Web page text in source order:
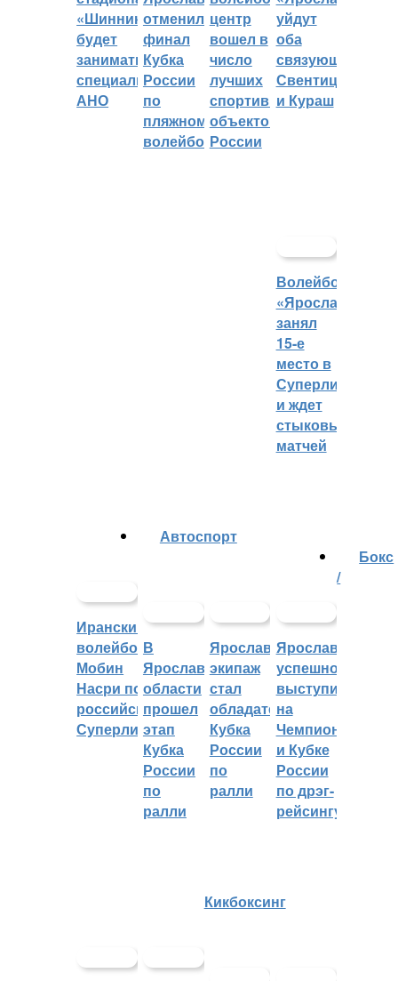
«Шинник»
будет
заниматься
специальное
АНО
отменили
финал
Кубка
России
по
пляжному
волейболу
центр
вошел в
число
лучших
спортивных
объектов
России
уйдут
оба
связующих:
Свентицкис
и Кураш
Волейбольный
«Ярославич»
занял
15-е
место в
Суперлиге
и ждет
стыковых
матчей
Иранский
волейболист
Мобин
Насри покинет
российскую
Суперлигу
Автоспорт
В
Ярославской
области
прошел
этап
Кубка
России
по
ралли
Ярославский
экипаж
стал
обладателем
Кубка
России
по
ралли
Ярославцы
успешно
выступили
на
Чемпионате
и Кубке
России
по дрэг-
рейсингу
Бокс
/
Кикбоксинг